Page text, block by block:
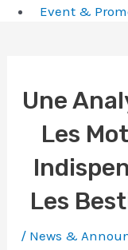
Event &
Une
Les
Les
/ News &